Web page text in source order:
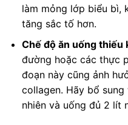
làm mỏng lớp biểu bì,
tăng sắc tố hơn.
Chế độ ăn uống thiếu
đường hoặc các thực
đoạn này cũng ảnh
collagen. Hãy bổ
nhiên và uống đủ 2 lít